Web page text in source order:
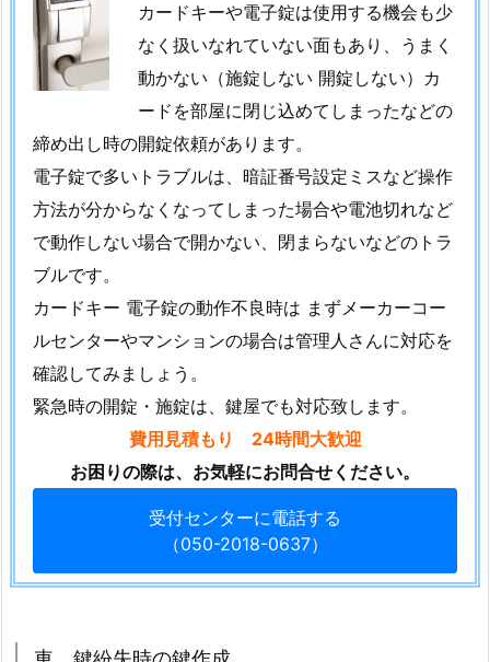
7.
2.
倉
敷
市
畝
大
手
ア
パ
レ
ェ
ヨ
カードキーや電子錠は使用する機会も少
なく扱いなれていない面もあり、うまく
動かない（施錠しない 開錠しない）カ
ードを部屋に閉じ込めてしまったなどの
締め出し時の開錠依頼があります。
電子錠で多いトラブルは、暗証番号設定ミスなど操作
方法が分からなくなってしまった場合や電池切れなど
で動作しない場合で開かない、閉まらないなどのトラ
ブルです。
カードキー 電子錠の動作不良時は まずメーカーコー
ルセンターやマンションの場合は管理人さんに対応を
確認してみましょう。
緊急時の開錠・施錠は、鍵屋でも対応致します。
費用見積もり 24時間大歓迎
お困りの際は、お気軽にお問合せください。
受付センターに電話する
（050-2018-0637）